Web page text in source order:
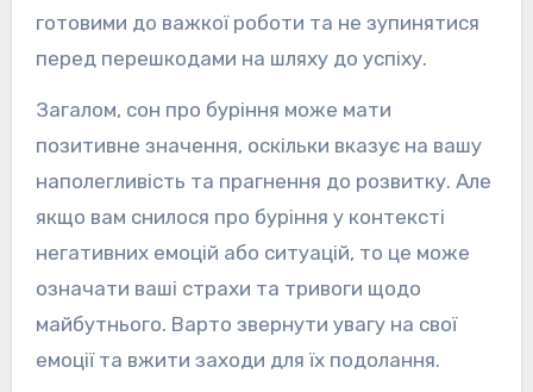
готовими до важкої роботи та не зупинятися
перед перешкодами на шляху до успіху.
Загалом, сон про буріння може мати
позитивне значення, оскільки вказує на вашу
наполегливість та прагнення до розвитку. Але
якщо вам снилося про буріння у контексті
негативних емоцій або ситуацій, то це може
означати ваші страхи та тривоги щодо
майбутнього. Варто звернути увагу на свої
емоції та вжити заходи для їх подолання.